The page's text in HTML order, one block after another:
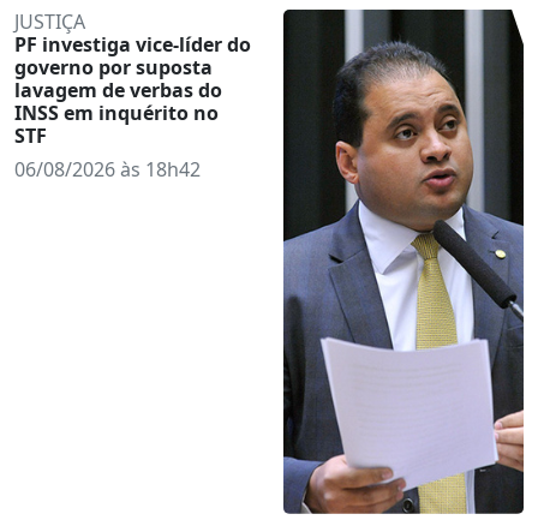
JUSTIÇA
PF investiga vice-líder do
governo por suposta
lavagem de verbas do
INSS em inquérito no
STF
06/08/2026 às 18h42